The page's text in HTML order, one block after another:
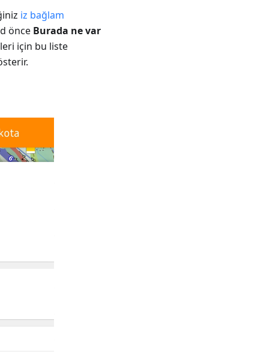
iz bağlam
önce Burada ne var
için bu liste